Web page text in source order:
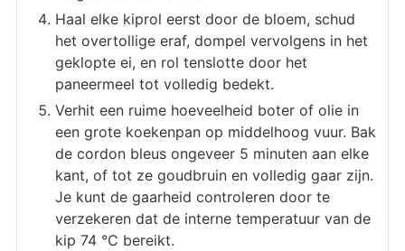
Haal elke kiprol eerst door de bloem, schud
het overtollige eraf, dompel vervolgens in het
geklopte ei, en rol tenslotte door het
paneermeel tot volledig bedekt.
Verhit een ruime hoeveelheid boter of olie in
een grote koekenpan op middelhoog vuur. Bak
de cordon bleus ongeveer 5 minuten aan elke
kant, of tot ze goudbruin en volledig gaar zijn.
Je kunt de gaarheid controleren door te
verzekeren dat de interne temperatuur van de
kip 74 °C bereikt.